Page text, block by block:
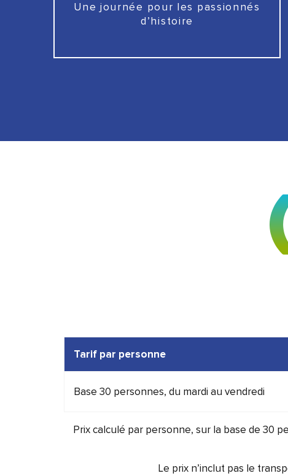
Une journée pour les passionnés
d’histoire
Tarif par personne
Base 30 personnes, du mardi au vendredi
Prix calculé par personne, sur la base de 30
Le prix n’inclut pas le